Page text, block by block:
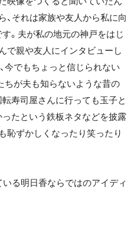
、それは家族や友人から私に向
。夫が私の地元の神戸をはじ
で親や友人にインタビューし
今でもちょっと信じられない
ちが夫も知らないような昔の
寿司屋さんに行っても玉子と
たという鉄板ネタなどを披露
恥ずかしくなったり笑ったり
いる明日香ならではのアイディ